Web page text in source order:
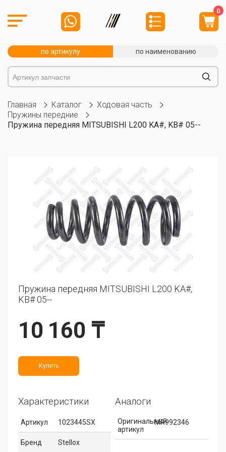
0
по артикулу по наименованию
Главная Каталог
Ходовая часть
Пружины передние
Пружина передняя MITSUBISHI L200 KA#, KB# 05--
Пружина передняя MITSUBISHI L200 KA#,
KB# 05--
10 160 ₸
Купить
Характеристики
Артикул 1023445SX
Бренд Stellox
Аналоги
Оригинальный
артикул
MR992346